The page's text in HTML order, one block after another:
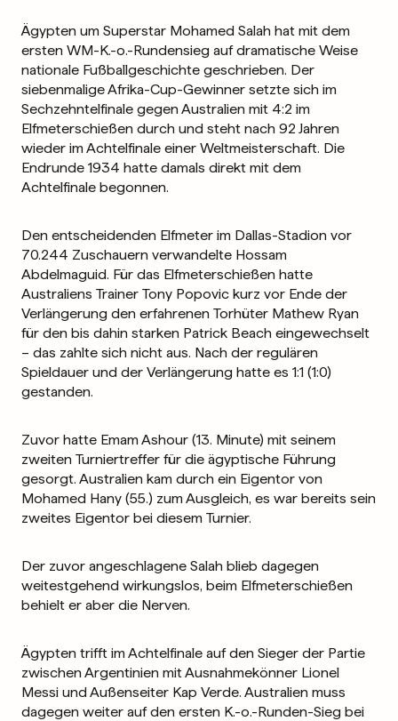
Ägypten um Superstar Mohamed Salah hat mit dem
ersten WM-K.-o.-Rundensieg auf dramatische Weise
nationale Fußballgeschichte geschrieben. Der
siebenmalige Afrika-Cup-Gewinner setzte sich im
Sechzehntelfinale gegen Australien mit 4:2 im
Elfmeterschießen durch und steht nach 92 Jahren
wieder im Achtelfinale einer Weltmeisterschaft. Die
Endrunde 1934 hatte damals direkt mit dem
Achtelfinale begonnen.
Den entscheidenden Elfmeter im Dallas-Stadion vor
70.244 Zuschauern verwandelte Hossam
Abdelmaguid. Für das Elfmeterschießen hatte
Australiens Trainer Tony Popovic kurz vor Ende der
Verlängerung den erfahrenen Torhüter Mathew Ryan
für den bis dahin starken Patrick Beach eingewechselt
– das zahlte sich nicht aus. Nach der regulären
Spieldauer und der Verlängerung hatte es 1:1 (1:0)
gestanden.
Zuvor hatte Emam Ashour (13. Minute) mit seinem
zweiten Turniertreffer für die ägyptische Führung
gesorgt. Australien kam durch ein Eigentor von
Mohamed Hany (55.) zum Ausgleich, es war bereits sein
zweites Eigentor bei diesem Turnier.
Der zuvor angeschlagene Salah blieb dagegen
weitestgehend wirkungslos, beim Elfmeterschießen
behielt er aber die Nerven.
Ägypten trifft im Achtelfinale auf den Sieger der Partie
zwischen Argentinien mit Ausnahmekönner Lionel
Messi und Außenseiter Kap Verde. Australien muss
dagegen weiter auf den ersten K.-o.-Runden-Sieg bei